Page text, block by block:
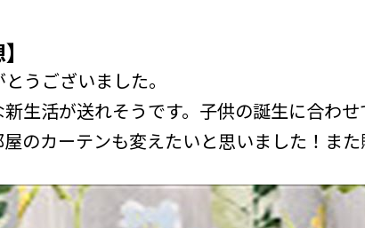
うございました。
生活が送れそうです。子供の誕生に合わせ
のカーテンも変えたいと思いました！また